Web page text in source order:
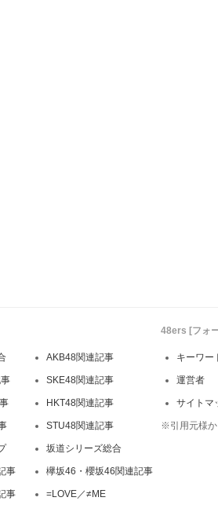
AKB48関連記事
SKE48関連記事
HKT48関連記事
STU48関連記事
坂道シリーズ総合
事 欅坂46・櫻坂46関連記事
事 =LOVE／≠ME
48ers [フォ
キーワー
運営者
サイトマ
※引用元様か